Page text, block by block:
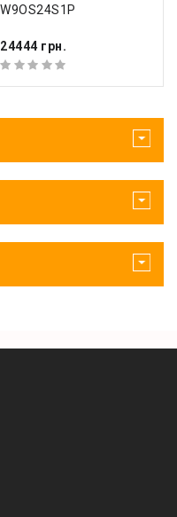
W9OS24S1P
24444 грн.